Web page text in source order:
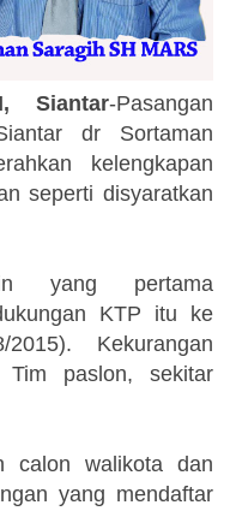
Siantar-Pasangan
dr Sortaman
kelengkapan
seperti disyaratkan
yang pertama
KTP itu ke
Kekurangan
Tim paslon, sekitar
calon walikota dan
yang mendaftar